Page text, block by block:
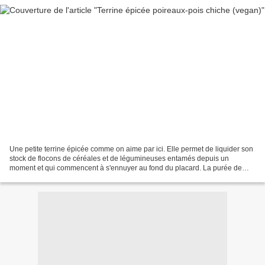
Une petite terrine épicée comme on aime par ici. Elle permet de liquider son
stock de flocons de céréales et de légumineuses entamés depuis un
moment et qui commencent à s'ennuyer au fond du placard. La purée de